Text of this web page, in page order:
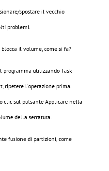
spostare il vecchio
problemi.
il volume, come si fa?
utilizzando Task
ripetere l'operazione prima.
clic sul pulsante Applicare nella
della serratura.
fusione di partizioni, come